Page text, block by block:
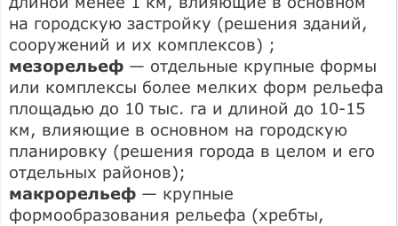
на городскую застройку (решения зданий,
сооружений и их комплексов) ;
мезорельеф — отдельные крупные формы
или комплексы более мелких форм рельефа
площадью до 10 тыс. га и длиной до 10-15
км, влияющие в основном на городскую
планировку (решения города в целом и его
отдельных районов);
макрорельеф — крупные
формообразования рельефа (хребты,